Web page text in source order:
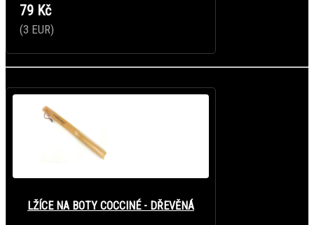
79 Kč
(3 EUR)
LŽÍCE NA BOTY COCCINÉ - DŘEVĚNÁ